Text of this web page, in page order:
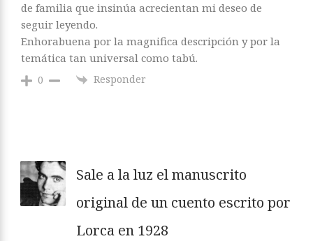
de familia que insinúa acrecientan mi deseo de
seguir leyendo.
Enhorabuena por la magnifica descripción y por la
temática tan universal como tabú.
0 Responder
Sale a la luz el manuscrito
original de un cuento escrito por
Lorca en 1928